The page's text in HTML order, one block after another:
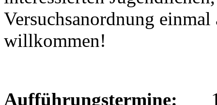
Versuchsanordnung
willkommen!
Aufführungstermine: